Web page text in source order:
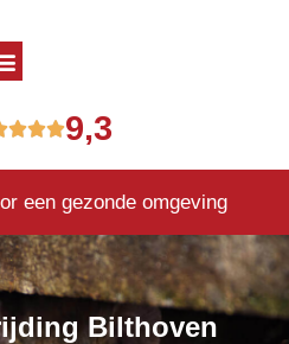
9,3
een gezonde omgeving
Bilthoven